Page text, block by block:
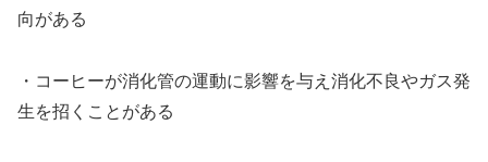
向がある
・コーヒーが消化管の運動に影響を与え消化不良やガス発
生を招くことがある